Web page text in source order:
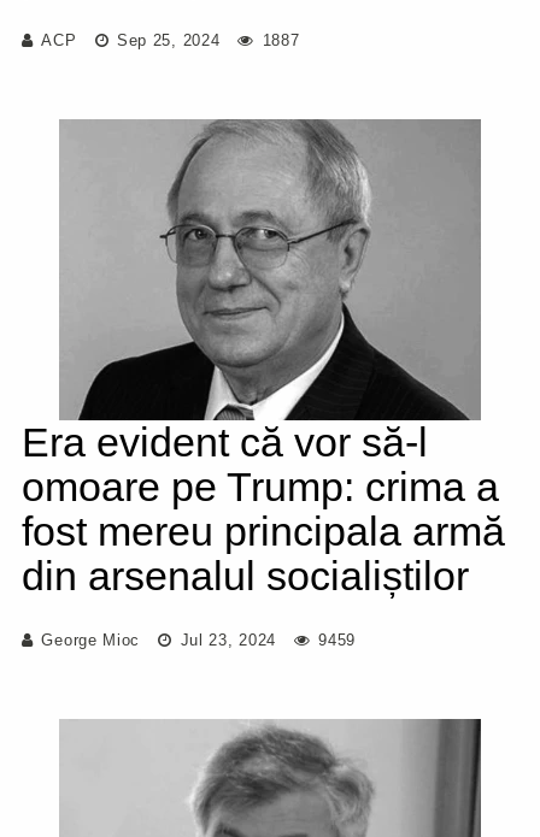
ACP Sep 25, 2024 1887
Era evident că vor să-l
omoare pe Trump: crima a
fost mereu principala armă
din arsenalul socialiștilor
George Mioc Jul 23, 2024 9459